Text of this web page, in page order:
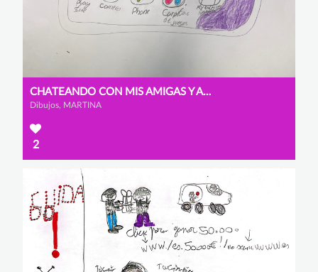
CHATEANDO CON MIS AMIGAS Y AMIGOS
Dibujos, MARTINA
2